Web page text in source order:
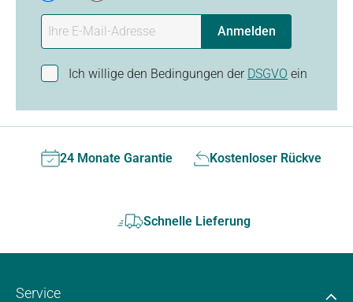
Anmelden
Ich willige den Bedingungen der DSGVO ein
24 Monate Garantie Kostenloser Rückversand
Schnelle Lieferung
Service